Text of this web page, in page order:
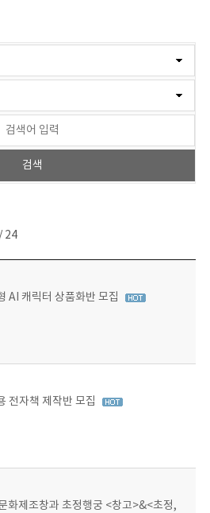
24
AI 캐릭터 상품화반 모집
전자책 제작반 모집
화제조창과 초정행궁 <창고>&<초정,